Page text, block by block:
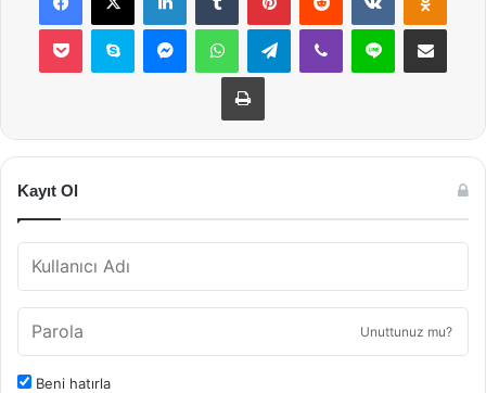
Pocket Skype MessengerWhatsAppTelegramViber Line E-Posta ile
Yazdır
Kayıt Ol
Unuttunuz mu?
Beni hatırla